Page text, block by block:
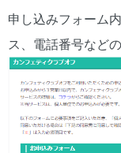
申し込みフォーム
ス、電話番号など